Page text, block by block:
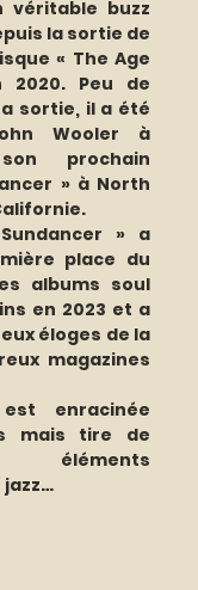
véritable buzz
la sortie de
« The Age
Peu de
sortie, il a été
Wooler à
prochain
» à North
» a
place du
albums soul
en 2023 et a
éloges de la
magazines
enracinée
mais tire de
éléments
jazz…